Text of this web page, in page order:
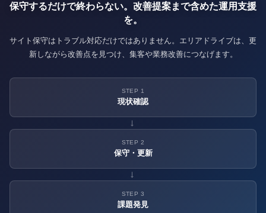
保守するだけで終わらない。改善提案まで含めた運用支援
を。
サイト保守はトラブル対応だけではありません。エリアドライブは、更
新しながら改善点を見つけ、集客や業務改善につなげます。
STEP 1
現状確認
→
STEP 2
保守・更新
→
STEP 3
課題発見